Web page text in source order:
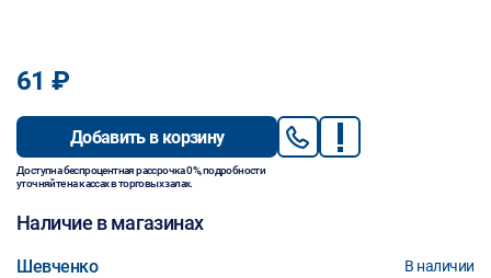
61 ₽
Добавить в корзину
Доступна беспроцентная рассрочка 0%, подробности
уточняйте на кассах в торговых залах.
Наличие в магазинах
Шевченко В наличии